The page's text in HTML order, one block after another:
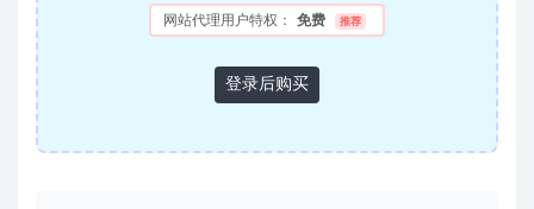
网站代理用户特权： 免费 推荐
登录后购买